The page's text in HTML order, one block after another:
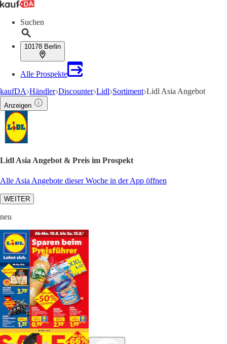
Suchen
10178 Berlin
Alle Prospekte
kaufDA Händler Discounter Lidl Sortiment Lidl Asia Angebot
Anzeigen
Lidl Asia Angebot & Preis im Prospekt
Alle Asia Angebote dieser Woche in der App öffnen
WEITER
neu